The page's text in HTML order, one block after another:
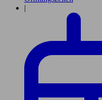
|